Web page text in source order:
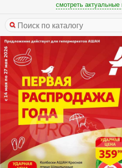
смотреть актуальные